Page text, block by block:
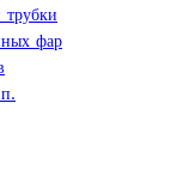
фар